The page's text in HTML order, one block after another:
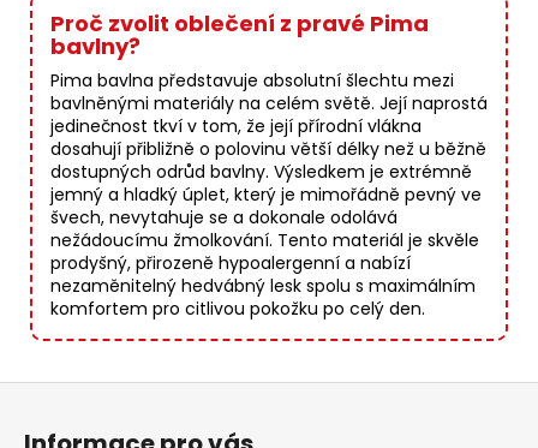
Proč zvolit oblečení z pravé Pima
bavlny?
Pima bavlna představuje absolutní šlechtu mezi
bavlněnými materiály na celém světě. Její naprostá
jedinečnost tkví v tom, že její přírodní vlákna
dosahují přibližně o polovinu větší délky než u běžně
dostupných odrůd bavlny. Výsledkem je extrémně
jemný a hladký úplet, který je mimořádně pevný ve
švech, nevytahuje se a dokonale odolává
nežádoucímu žmolkování. Tento materiál je skvěle
prodyšný, přirozeně hypoalergenní a nabízí
nezaměnitelný hedvábný lesk spolu s maximálním
komfortem pro citlivou pokožku po celý den.